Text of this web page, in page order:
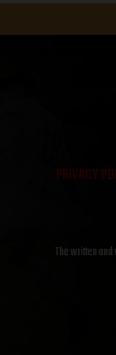
PRIVACY
The written